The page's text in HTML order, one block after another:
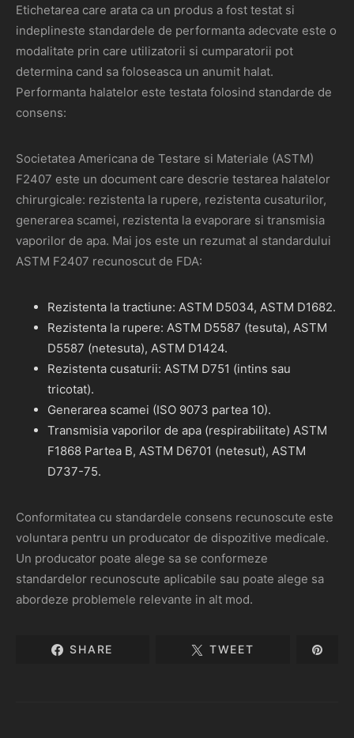
Etichetarea care arata ca un produs a fost testat si
indeplineste standardele de performanta adecvate este o
modalitate prin care utilizatorii si cumparatorii pot
determina cand sa foloseasca un anumit halat.
Performanta halatelor este testata folosind standarde de
consens:
Societatea Americana de Testare si Materiale (ASTM)
F2407 este un document care descrie testarea halatelor
chirurgicale: rezistenta la rupere, rezistenta cusaturilor,
generarea scamei, rezistenta la evaporare si transmisia
vaporilor de apa. Mai jos este un rezumat al standardului
ASTM F2407 recunoscut de FDA:
Rezistenta la tractiune: ASTM D5034, ASTM D1682.
Rezistenta la rupere: ASTM D5587 (tesuta), ASTM
D5587 (netesuta), ASTM D1424.
Rezistenta cusaturii: ASTM D751 (intins sau
tricotat).
Generarea scamei (ISO 9073 partea 10).
Transmisia vaporilor de apa (respirabilitate) ASTM
F1868 Partea B, ASTM D6701 (netesut), ASTM
D737-75.
Conformitatea cu standardele consens recunoscute este
voluntara pentru un producator de dispozitive medicale.
Un producator poate alege sa se conformeze
standardelor recunoscute aplicabile sau poate alege sa
abordeze problemele relevante in alt mod.
SHARE TWEET